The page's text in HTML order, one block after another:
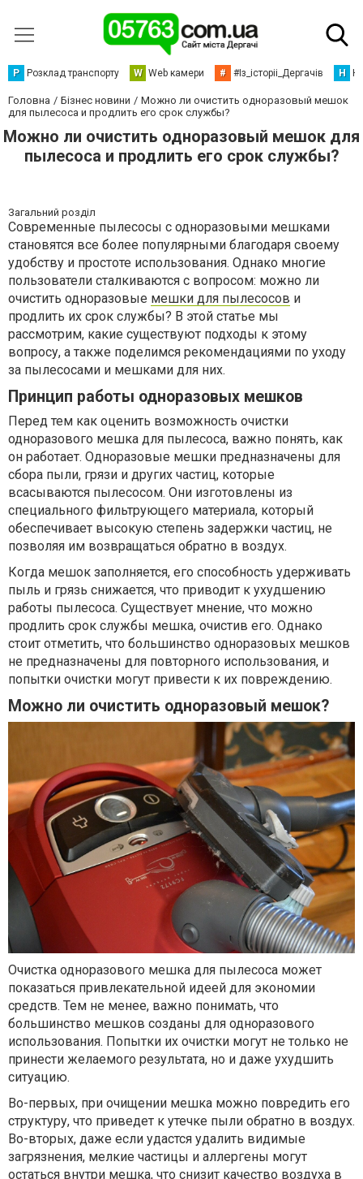
Р Розклад транспорту W Web камери # #Із_історіі_Дергачів Н
Головна Бізнес новини
Можно ли очистить одноразовый мешок
для пылесоса и продлить его срок службы?
Можно ли очистить одноразовый мешок для
пылесоса и продлить его срок службы?
Загальний розділ
Современные пылесосы с одноразовыми мешками
становятся все более популярными благодаря своему
удобству и простоте использования. Однако многие
пользователи сталкиваются с вопросом: можно ли
очистить одноразовые мешки для пылесосов и
продлить их срок службы? В этой статье мы
рассмотрим, какие существуют подходы к этому
вопросу, а также поделимся рекомендациями по уходу
за пылесосами и мешками для них.
Принцип работы одноразовых мешков
Перед тем как оценить возможность очистки
одноразового мешка для пылесоса, важно понять, как
он работает. Одноразовые мешки предназначены для
сбора пыли, грязи и других частиц, которые
всасываются пылесосом. Они изготовлены из
специального фильтрующего материала, который
обеспечивает высокую степень задержки частиц, не
позволяя им возвращаться обратно в воздух.
Когда мешок заполняется, его способность удерживать
пыль и грязь снижается, что приводит к ухудшению
работы пылесоса. Существует мнение, что можно
продлить срок службы мешка, очистив его. Однако
стоит отметить, что большинство одноразовых мешков
не предназначены для повторного использования, и
попытки очистки могут привести к их повреждению.
Можно ли очистить одноразовый мешок?
Очистка одноразового мешка для пылесоса может
показаться привлекательной идеей для экономии
средств. Тем не менее, важно понимать, что
большинство мешков созданы для одноразового
использования. Попытки их очистки могут не только не
принести желаемого результата, но и даже ухудшить
ситуацию.
Во-первых, при очищении мешка можно повредить его
структуру, что приведет к утечке пыли обратно в воздух.
Во-вторых, даже если удастся удалить видимые
загрязнения, мелкие частицы и аллергены могут
остаться внутри мешка, что снизит качество воздуха в